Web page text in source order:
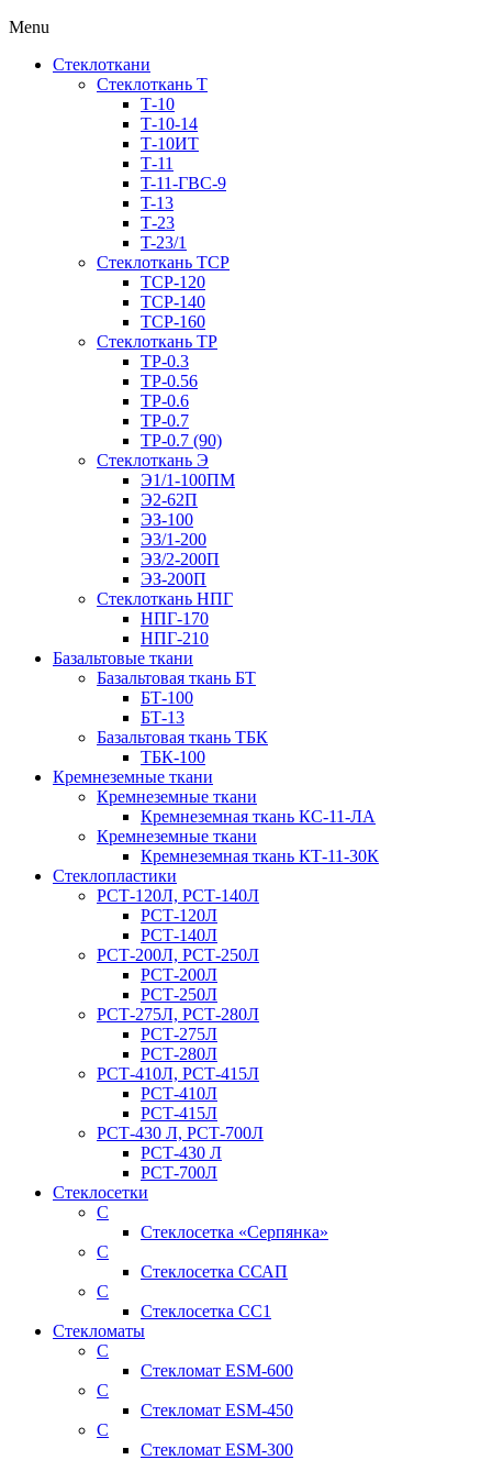
Menu
Стеклоткани
Стеклоткань Т
Т-10
Т-10-14
Т-10ИТ
Т-11
T-11-ГВС-9
T-13
Т-23
T-23/1
Стеклоткань ТСР
ТСР-120
ТСР-140
ТСР-160
Стеклоткань ТР
ТР-0.3
ТР-0.56
ТР-0.6
ТР-0.7
ТР-0.7 (90)
Стеклоткань Э
Э1/1-100ПМ
Э2-62П
ЭЗ-100
Э3/1-200
ЭЗ/2-200П
ЭЗ-200П
Стеклоткань НПГ
НПГ-170
НПГ-210
Базальтовые ткани
Базальтовая ткань БТ
БТ-100
БТ-13
Базальтовая ткань ТБК
ТБК-100
Кремнеземные ткани
Кремнеземные ткани
Кремнеземная ткань КС-11-ЛА
Кремнеземные ткани
Кремнеземная ткань КТ-11-30К
Стеклопластики
РСТ-120Л, РСТ-140Л
РСТ-120Л
РСТ-140Л
РСТ-200Л, РСТ-250Л
РСТ-200Л
РСТ-250Л
РСТ-275Л, РСТ-280Л
РСТ-275Л
РСТ-280Л
РСТ-410Л, РСТ-415Л
РСТ-410Л
РСТ-415Л
РСТ-430 Л, РСТ-700Л
РСТ-430 Л
РСТ-700Л
Стеклосетки
С
Стеклосетка «Серпянка»
С
Стеклосетка ССАП
С
Стеклосетка СС1
Стекломаты
С
Стекломат ESM-600
С
Стекломат ESM-450
С
Стекломат ESM-300